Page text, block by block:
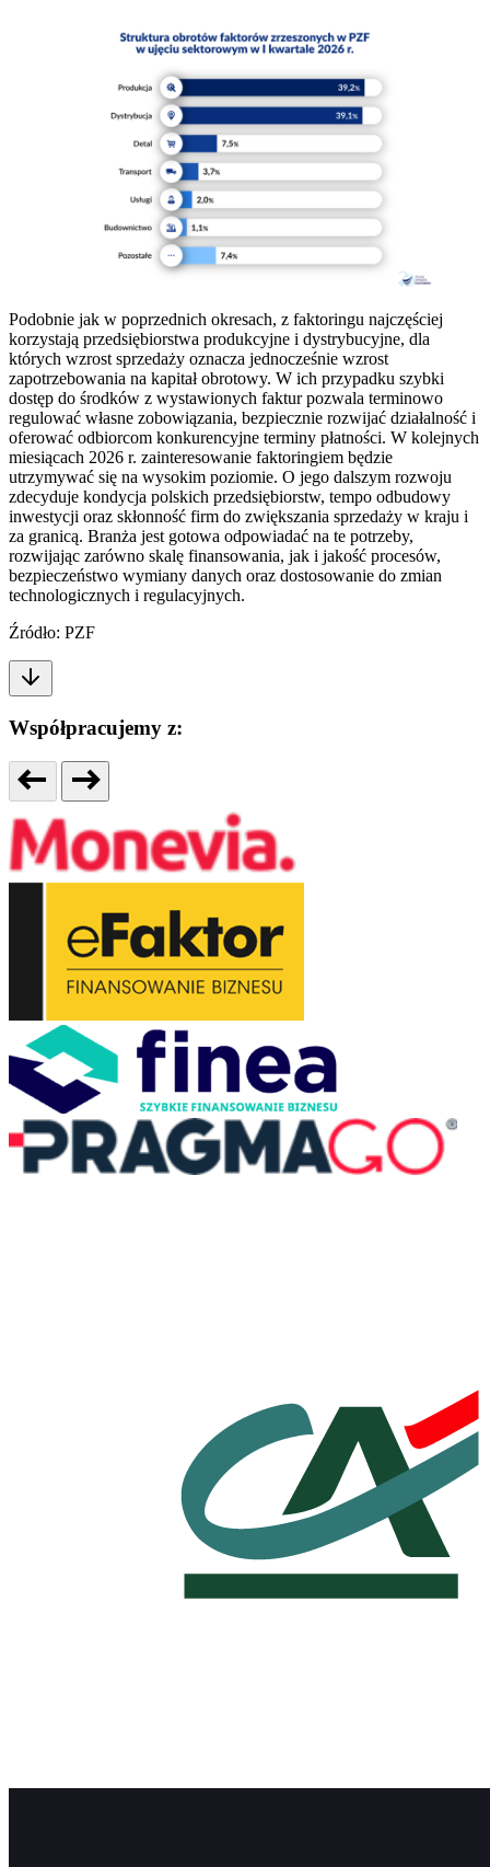
Podobnie jak w poprzednich okresach, z faktoringu najczęściej
korzystają przedsiębiorstwa produkcyjne i dystrybucyjne, dla
których wzrost sprzedaży oznacza jednocześnie wzrost
zapotrzebowania na kapitał obrotowy. W ich przypadku szybki
dostęp do środków z wystawionych faktur pozwala terminowo
regulować własne zobowiązania, bezpiecznie rozwijać działalność i
oferować odbiorcom konkurencyjne terminy płatności. W kolejnych
miesiącach 2026 r. zainteresowanie faktoringiem będzie
utrzymywać się na wysokim poziomie. O jego dalszym rozwoju
zdecyduje kondycja polskich przedsiębiorstw, tempo odbudowy
inwestycji oraz skłonność firm do zwiększania sprzedaży w kraju i
za granicą. Branża jest gotowa odpowiadać na te potrzeby,
rozwijając zarówno skalę finansowania, jak i jakość procesów,
bezpieczeństwo wymiany danych oraz dostosowanie do zmian
technologicznych i regulacyjnych.
Źródło: PZF
Współpracujemy z: